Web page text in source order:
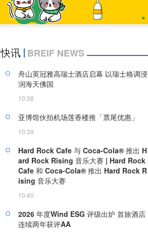
快讯 BREIF NEWS
舟山英冠雅高瑞士酒店启幕 以瑞士格调浸
润海天佛国
10:38
亚博馆伙拍机场莲香楼推「票尾优惠」
10:39
Hard Rock Cafe 与 Coca-Cola® 推出 H
ard Rock Rising 音乐大赛 | Hard Rock
Cafe 和 Coca-Cola® 推出 Hard Rock R
ising 音乐大赛
10:40
2026 年度Wind ESG 评级出炉 首旅酒店
连续两年获评AA